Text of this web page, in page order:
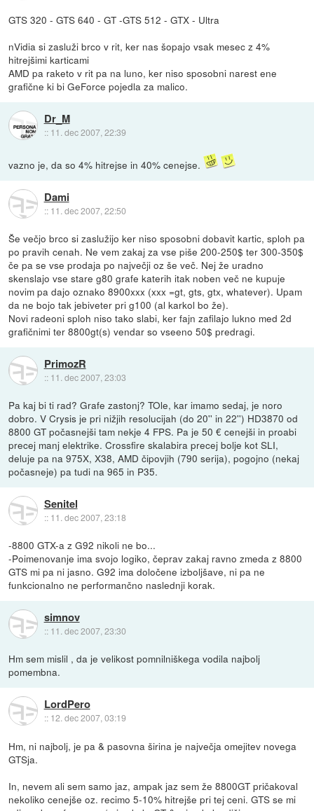
GTS 320 - GTS 640 - GT -GTS 512 - GTX - Ultra
nVidia si zasluži brco v rit, ker nas šopajo vsak mesec z 4%
hitrejšimi karticami
AMD pa raketo v rit pa na luno, ker niso sposobni narest ene
grafične ki bi GeForce pojedla za malico.
Dr_M
:: 11. dec 2007, 22:39
vazno je, da so 4% hitrejse in 40% cenejse.
Dami
:: 11. dec 2007, 22:50
Še večjo brco si zaslužijo ker niso sposobni dobavit kartic, sploh pa
po pravih cenah. Ne vem zakaj za vse piše 200-250$ ter 300-350$
če pa se vse prodaja po največji oz še več. Nej že uradno
skenslajo vse stare g80 grafe katerih itak noben več ne kupuje
novim pa dajo oznako 8900xxx (xxx =gt, gts, gtx, whatever). Upam
da ne bojo tak jebiveter pri g100 (al karkol bo že).
Novi radeoni sploh niso tako slabi, ker fajn zafilajo lukno med 2d
grafičnimi ter 8800gt(s) vendar so vseeno 50$ predragi.
PrimozR
:: 11. dec 2007, 23:03
Pa kaj bi ti rad? Grafe zastonj? TOle, kar imamo sedaj, je noro
dobro. V Crysis je pri nižjih resolucijah (do 20'' in 22'') HD3870 od
8800 GT počasnejši tam nekje 4 FPS. Pa je 50 € cenejši in proabi
precej manj elektrike. Crossfire skalabira precej bolje kot SLI,
deluje pa na 975X, X38, AMD čipovjih (790 serija), pogojno (nekaj
počasneje) pa tudi na 965 in P35.
Senitel
:: 11. dec 2007, 23:18
-8800 GTX-a z G92 nikoli ne bo...
-Poimenovanje ima svojo logiko, čeprav zakaj ravno zmeda z 8800
GTS mi pa ni jasno. G92 ima določene izboljšave, ni pa ne
funkcionalno ne performančno naslednji korak.
simnov
:: 11. dec 2007, 23:30
Hm sem mislil , da je velikost pomnilniškega vodila najbolj
pomembna.
LordPero
:: 12. dec 2007, 03:19
Hm, ni najbolj, je pa & pasovna širina je največja omejitev novega
GTSja.
In, nevem ali sem samo jaz, ampak jaz sem že 8800GT pričakoval
nekoliko cenejše oz. recimo 5-10% hitrejše pri tej ceni. GTS se mi